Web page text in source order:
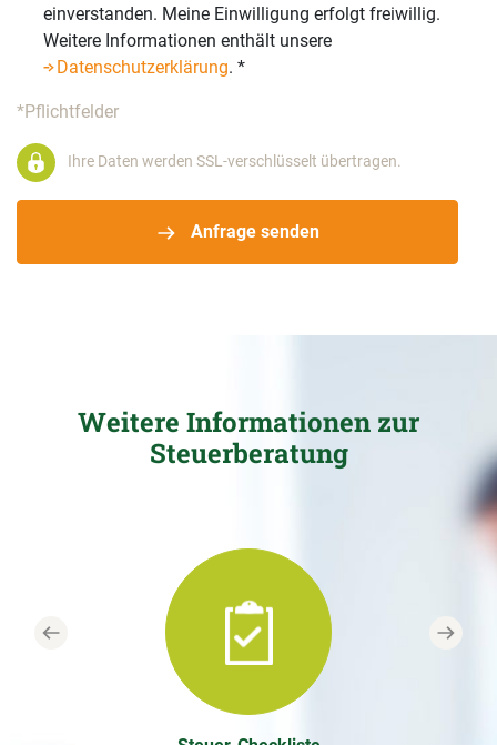
einverstanden. Meine Einwilligung erfolgt freiwillig.
Weitere Informationen enthält unsere
Datenschutzerklärung. *
*Pflichtfelder
Anfrage senden
Ihre Daten werden SSL-verschlüsselt übertragen.
Weitere Informationen zur
Steuerberatung
Previous Next